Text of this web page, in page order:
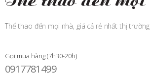
Thể thao đến mọi nhà, giá cả rẻ nhất thị trường
Gọi mua hàng (7h30-20h)
0917781499